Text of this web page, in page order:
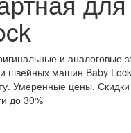
и аналоговые
швейных машин Baby
Умеренные цены. Скидки
до 30%